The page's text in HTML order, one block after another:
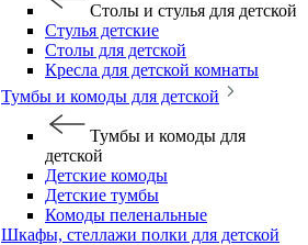
Столы и стулья для детской
Стулья детские
Столы для детской
Кресла для детской комнаты
Тумбы и комоды для детской
Тумбы и комоды для
детской
Детские комоды
Детские тумбы
Комоды пеленальные
Шкафы, стеллажи полки для детской